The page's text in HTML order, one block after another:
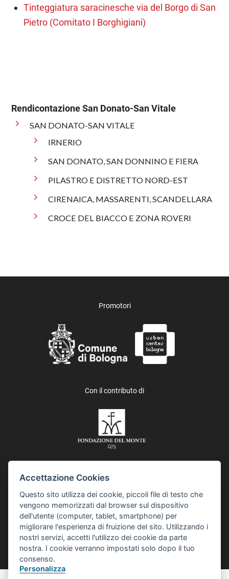
Tinteggiatura saracinesche via del Borgo di San
Pietro (Comitato I Borghigiani)
Rendicontazione San Donato-San Vitale
SAN DONATO-SAN VITALE
IRNERIO
SAN DONATO, SAN DONNINO E FIERA
PILASTRO E DISTRETTO NORD-EST
CIRENAICA, MASSARENTI, SCANDELLARA
CROCE DEL BIACCO E ZONA ROVERI
Promotori
Con il contributo di
In collaborazione con i Quartieri del Comune di Bologna e Asp,
Azienda pubblica di servizi alla persona, IES, Istituzione
Educazione Scuola, e Istituzione per l’inclusione sociale e
comunitaria. Il progetto “Collaborare è Bologna” è realizzato
anche grazie al contributo della Fondazione del Monte di Bologna
e Ravenna, e Metroweb.
Accettazione Cookies
Questo sito utilizza dei cookie, piccoli file di testo che
vengono memorizzati dal browser sul dispositivo
dell'utente (computer, tablet, smartphone) per
migliorare l'esperienza di fruizione del sito. Utilizzando i
nostri servizi, accetti l'utilizzo dei cookie da parte
nostra. I cookie verranno impostati solo dopo il tuo
consenso.
Personalizza